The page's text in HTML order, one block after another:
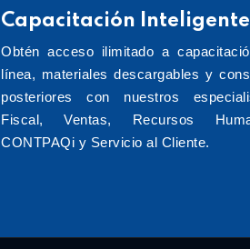
Capacitación Inteligente
Obtén acceso ilimitado a
línea, materiales descargables y
posteriores con nuestros
Fiscal, Ventas, Recursos
CONTPAQi y Servicio al Cliente.